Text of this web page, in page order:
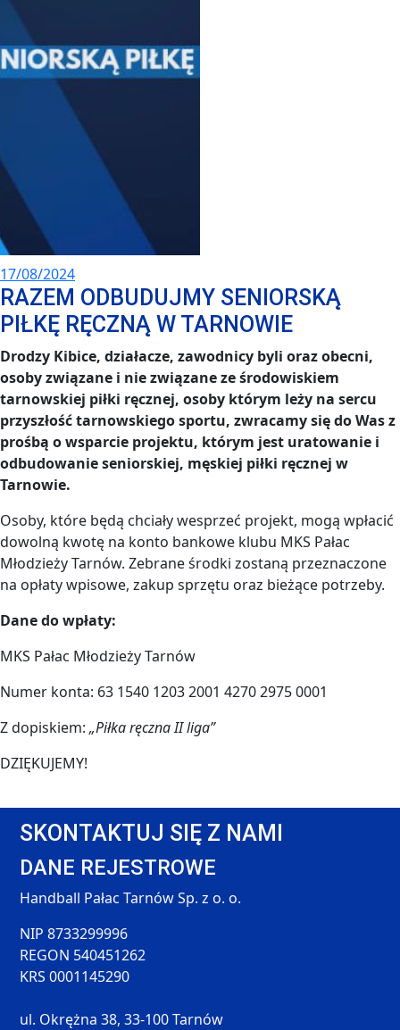
17/08/2024
RAZEM ODBUDUJMY SENIORSKĄ
PIŁKĘ RĘCZNĄ W TARNOWIE
Drodzy Kibice, działacze, zawodnicy byli oraz obecni,
osoby związane i nie związane ze środowiskiem
tarnowskiej piłki ręcznej, osoby którym leży na sercu
przyszłość tarnowskiego sportu, zwracamy się do Was z
prośbą o wsparcie projektu, którym jest uratowanie i
odbudowanie seniorskiej, męskiej piłki ręcznej w
Tarnowie.
Osoby, które będą chciały wesprzeć projekt, mogą wpłacić
dowolną kwotę na konto bankowe klubu MKS Pałac
Młodzieży Tarnów. Zebrane środki zostaną przeznaczone
na opłaty wpisowe, zakup sprzętu oraz bieżące potrzeby.
Dane do wpłaty:
MKS Pałac Młodzieży Tarnów
Numer konta: 63 1540 1203 2001 4270 2975 0001
Z dopiskiem: „Piłka ręczna II liga”
DZIĘKUJEMY!
SKONTAKTUJ SIĘ Z NAMI
DANE REJESTROWE
Handball Pałac Tarnów Sp. z o. o.
NIP 8733299996
REGON 540451262
KRS 0001145290
ul. Okrężna 38, 33-100 Tarnów